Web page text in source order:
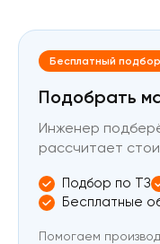
Бесплатный
Подобрать
Инженер
рассчитает
Подбор по ТЗ
Бесплатные
Помогаем